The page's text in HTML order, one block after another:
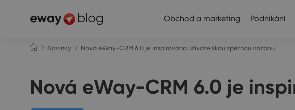
Obchod a marketing Podnikání
Novinky Nová eWay-CRM 6.0 je inspirována uživatelskou zpětnou vazbou
Nová eWay-CRM 6.0 je